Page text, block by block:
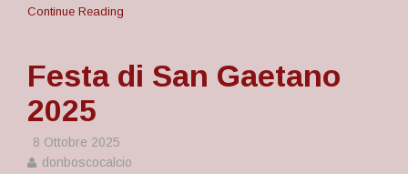
Continue Reading
Festa di San Gaetano
2025
8 Ottobre 2025
donboscocalcio